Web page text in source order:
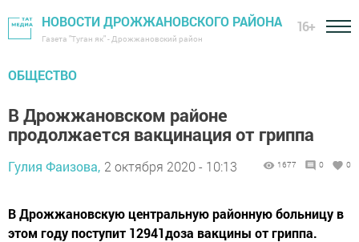
НОВОСТИ ДРОЖЖАНОВСКОГО РАЙОНА
Газета "Туган як" - Дрожжановский район
16+
ОБЩЕСТВО
В Дрожжановском районе
продолжается вакцинация от гриппа
Гулия Фаизова, 2 октября 2020 - 10:13 1677 0 0
В Дрожжановскую центральную районную больницу в
этом году поступит 12941доза вакцины от гриппа.